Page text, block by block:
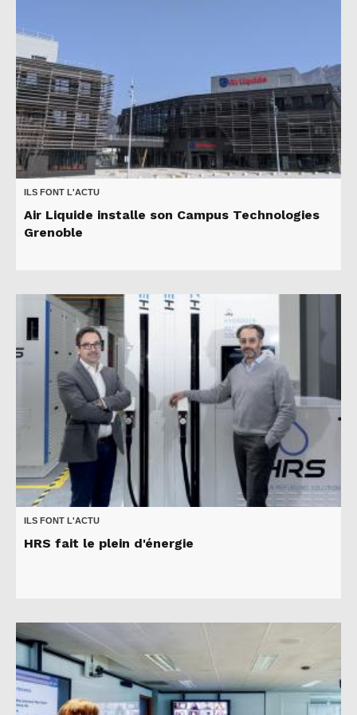
ILS FONT L'ACTU
Air Liquide installe son Campus Technologies
Grenoble
ILS FONT L'ACTU
HRS fait le plein d'énergie